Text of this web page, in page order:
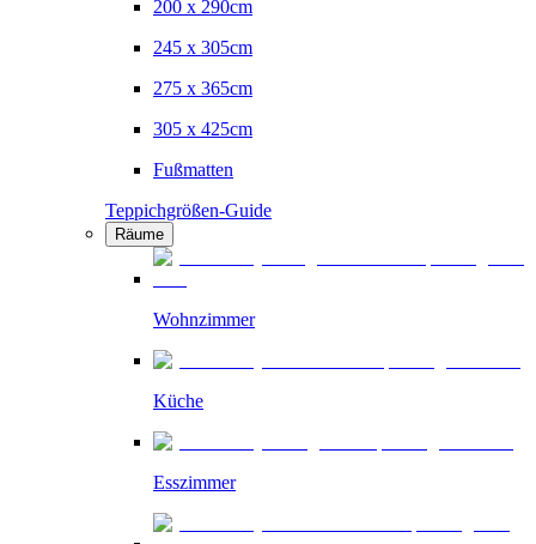
200 x 290cm
245 x 305cm
275 x 365cm
305 x 425cm
Fußmatten
Teppichgrößen-Guide
Räume
Wohnzimmer
Küche
Esszimmer